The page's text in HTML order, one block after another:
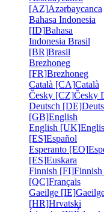
[AZ]Azərbaycanca
Bahasa Indonesia
[ID]Bahasa
Indonesia Brasil
[BR]Brasil
Brezhoneg
[FR]Brezhoneg
Català [CA]Català
Česky [CZ]Česky
Deutsch [DE]
[GB]English
English [UK]
[ES]Español
Esperanto [EO]
[ES]Euskara
Finnish [FI]Finnish
[QC]Français
Gaeilge [IE]
[HR]Hrvatski